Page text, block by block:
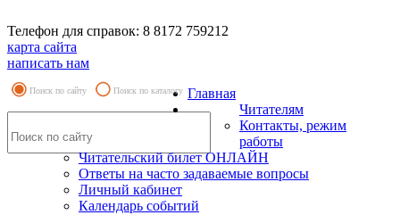
Телефон для справок: 8 8172 759212
карта сайта
написать нам
Поиск по сайту Поиск по каталогу Главная
Читателям
Контакты, режим
работы
Читательский билет ОНЛАЙН
Ответы на часто задаваемые вопросы
Личный кабинет
Календарь событий